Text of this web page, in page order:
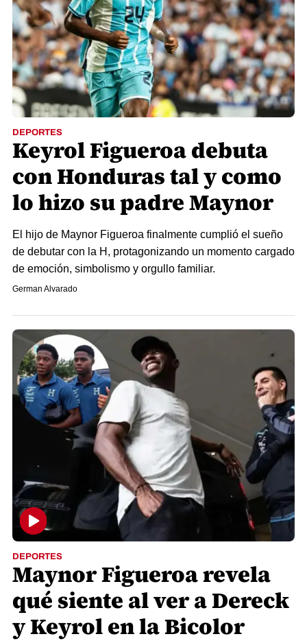
DEPORTES
Keyrol Figueroa debuta
con Honduras tal y como
lo hizo su padre Maynor
El hijo de Maynor Figueroa finalmente cumplió el sueño
de debutar con la H, protagonizando un momento cargado
de emoción, simbolismo y orgullo familiar.
German Alvarado
DEPORTES
Maynor Figueroa revela
qué siente al ver a Dereck
y Keyrol en la Bicolor